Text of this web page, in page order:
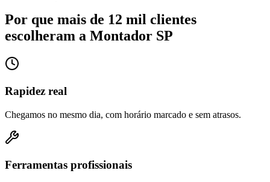
Por que mais de 12 mil clientes
escolheram a Montador SP
Rapidez real
Chegamos no mesmo dia, com horário marcado e sem atrasos.
Ferramentas profissionais